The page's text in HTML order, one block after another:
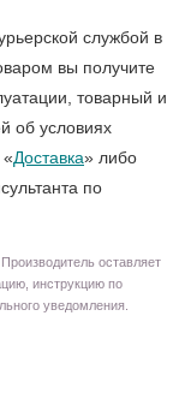
службой в
вы получите
товарный и
об условиях
Доставка» либо
по
оставляет
инструкцию по
уведомления.